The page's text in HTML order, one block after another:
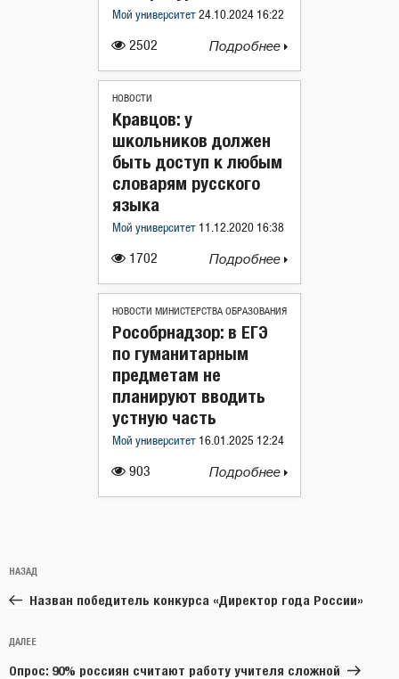
2502
Мой университет 24.10.2024 16:22
Подробнее
НОВОСТИ
1702
Кравцов: у
школьников должен
быть доступ к любым
словарям русского
языка
Мой университет 11.12.2020 16:38
Подробнее
НОВОСТИ МИНИСТЕРСТВА ОБРАЗОВАНИЯ
903
Рособрнадзор: в ЕГЭ
по гуманитарным
предметам не
планируют вводить
устную часть
Мой университет 16.01.2025 12:24
Подробнее
по
записям
Предыдущая
запись:
НАЗАД
Назван победитель конкурса «Директор года России»
Следующая
запись
ДАЛЕЕ
Опрос: 90% россиян считают работу учителя сложной